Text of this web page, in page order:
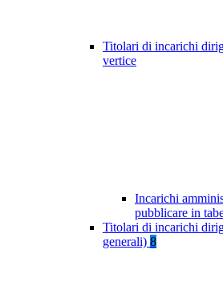
Titolari di incarichi
vertice
Incarichi
pubblicare in
Titolari di incarichi
generali) 8